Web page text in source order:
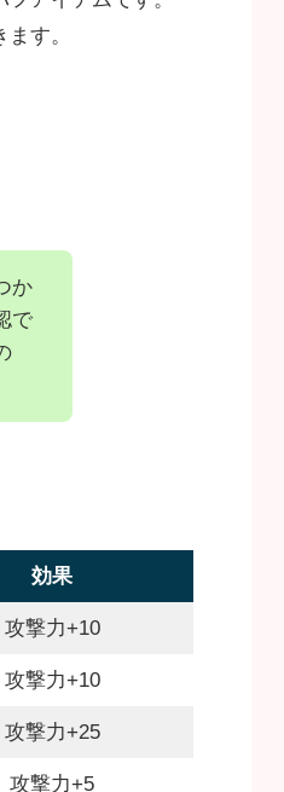
す。
か
で
効果
攻撃力+10
攻撃力+10
攻撃力+25
攻撃力+5